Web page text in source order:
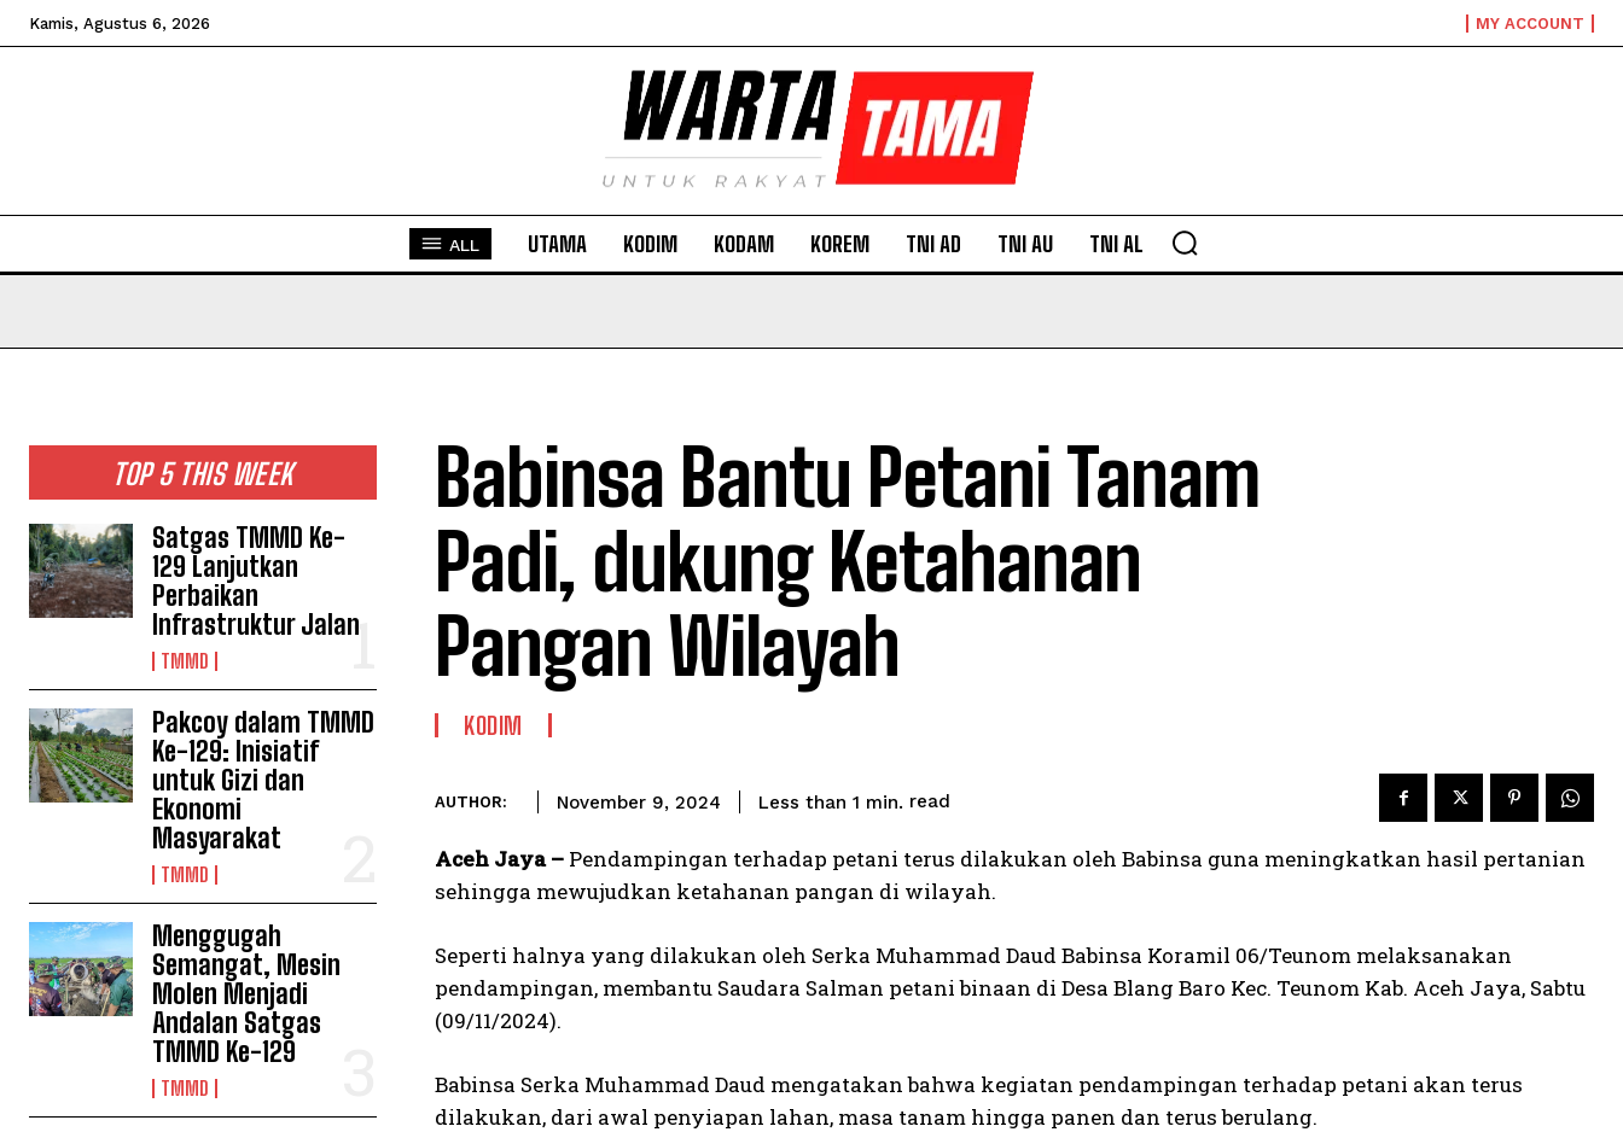
Kamis, Agustus 6, 2026 MY ACCOUNT
ALL UTAMA KODIM KODAM KOREM TNI AD TNI AU TNI AL
TOP 5 THIS WEEK
Satgas TMMD Ke-
129 Lanjutkan
Perbaikan
Infrastruktur Jalan
TMMD
Pakcoy dalam TMMD
Ke-129: Inisiatif
untuk Gizi dan
Ekonomi
Masyarakat
TMMD
Menggugah
Semangat, Mesin
Molen Menjadi
Andalan Satgas
TMMD Ke-129
TMMD
Babinsa Bantu Petani Tanam
Padi, dukung Ketahanan
Pangan Wilayah
KODIM
AUTHOR: November 9, 2024 Less than 1 min. read
Aceh Jaya – Pendampingan terhadap petani terus dilakukan oleh Babinsa guna meningkatkan hasil pertanian
sehingga mewujudkan ketahanan pangan di wilayah.
Seperti halnya yang dilakukan oleh Serka Muhammad Daud Babinsa Koramil 06/Teunom melaksanakan
pendampingan, membantu Saudara Salman petani binaan di Desa Blang Baro Kec. Teunom Kab. Aceh Jaya, Sabtu
(09/11/2024).
Babinsa Serka Muhammad Daud mengatakan bahwa kegiatan pendampingan terhadap petani akan terus
dilakukan, dari awal penyiapan lahan, masa tanam hingga panen dan terus berulang.